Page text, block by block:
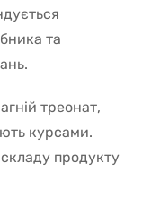
та
треонат,
курсами.
продукту